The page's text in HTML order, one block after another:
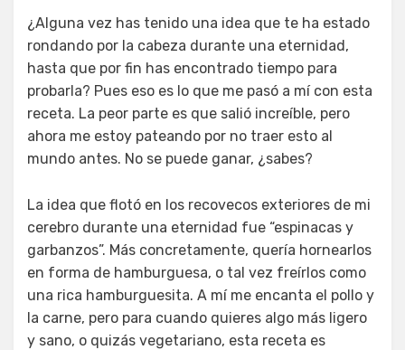
¿Alguna vez has tenido una idea que te ha estado
rondando por la cabeza durante una eternidad,
hasta que por fin has encontrado tiempo para
probarla? Pues eso es lo que me pasó a mí con esta
receta. La peor parte es que salió increíble, pero
ahora me estoy pateando por no traer esto al
mundo antes. No se puede ganar, ¿sabes?
La idea que flotó en los recovecos exteriores de mi
cerebro durante una eternidad fue “espinacas y
garbanzos”. Más concretamente, quería hornearlos
en forma de hamburguesa, o tal vez freírlos como
una rica hamburguesita. A mí me encanta el pollo y
la carne, pero para cuando quieres algo más ligero
y sano, o quizás vegetariano, esta receta es